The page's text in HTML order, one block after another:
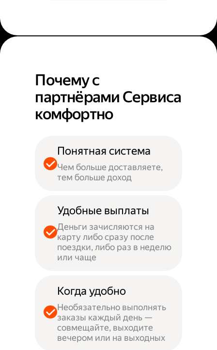
Почему с
партнёрами Сервиса
комфортно
Понятная система
Чем больше доставляете,
тем больше доход
Удобные выплаты
Деньги зачисляются на
карту либо сразу после
поездки, либо раз в неделю
или чаще
Когда удобно
Необязательно выполнять
заказы каждый день —
совмещайте, выходите
вечером или на выходных